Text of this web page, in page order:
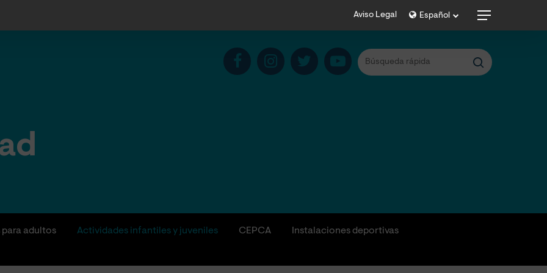
Aviso Legal Español Menu
adultos Actividades infantiles y juveniles CEPCA
Instalaciones deportivas